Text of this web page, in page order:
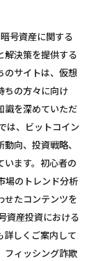
号資産に関する
解決策を提供する
のサイトは、仮想
ちの方々に向け
識を深めていただ
は、ビットコイン
向、投資戦略、
います。初心者の
場のトレンド分析
せたコンテンツを
資産投資における
詳しくご案内して
フィッシング詐欺